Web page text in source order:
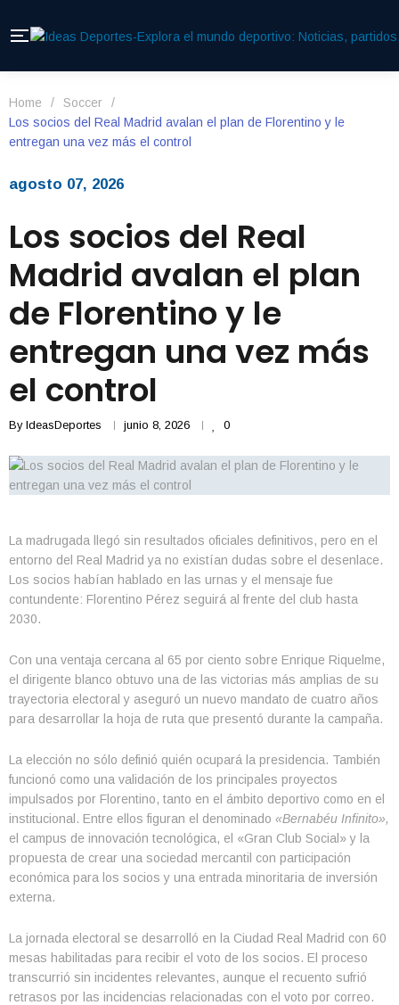
Home / Soccer
/
Los socios del Real Madrid avalan el plan de Florentino y le
entregan una vez más el control
agosto 07, 2026
Los socios del Real
Madrid avalan el plan
de Florentino y le
entregan una vez más
el control
By IdeasDeportes junio 8, 2026 0
La madrugada llegó sin resultados oficiales definitivos, pero en el
entorno del Real Madrid ya no existían dudas sobre el desenlace.
Los socios habían hablado en las urnas y el mensaje fue
contundente: Florentino Pérez seguirá al frente del club hasta
2030.
Con una ventaja cercana al 65 por ciento sobre Enrique Riquelme,
el dirigente blanco obtuvo una de las victorias más amplias de su
trayectoria electoral y aseguró un nuevo mandato de cuatro años
para desarrollar la hoja de ruta que presentó durante la campaña.
La elección no sólo definió quién ocupará la presidencia. También
funcionó como una validación de los principales proyectos
impulsados por Florentino, tanto en el ámbito deportivo como en el
institucional. Entre ellos figuran el denominado «Bernabéu Infinito»,
el campus de innovación tecnológica, el «Gran Club Social» y la
propuesta de crear una sociedad mercantil con participación
económica para los socios y una entrada minoritaria de inversión
externa.
La jornada electoral se desarrolló en la Ciudad Real Madrid con 60
mesas habilitadas para recibir el voto de los socios. El proceso
transcurrió sin incidentes relevantes, aunque el recuento sufrió
retrasos por las incidencias relacionadas con el voto por correo.